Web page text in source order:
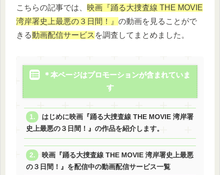
こちらの記事では、 映画『踊る大捜査線 THE MOVIE
湾岸署史上最悪の３日間！』 の動画を見ることがで
きる動画配信サービス を調査してまとめました。
＊本ページはプロモーションが含まれていま
す
はじめに映画『踊る大捜査線 THE MOVIE 湾岸署
史上最悪の３日間！』の作品を紹介します。
映画『踊る大捜査線 THE MOVIE 湾岸署史上最悪
の３日間！』を配信中の動画配信サービス一覧